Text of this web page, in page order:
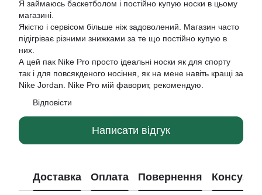
Я займаюсь баскетболом і постійно купую носки в цьому
магазині.
Якістю і сервісом більше ніж задоволений. Магазин часто
підігріває різними знижками за те що постійно купую в
них.
А цей пак Nike Pro просто ідеальні носки як для спорту
так і для повсякденого носіння, як на мене навіть кращі за
Nike Jordan. Nike Pro мій фаворит, рекомендую.
Відповісти
Написати відгук
Доставка Оплата Повернення